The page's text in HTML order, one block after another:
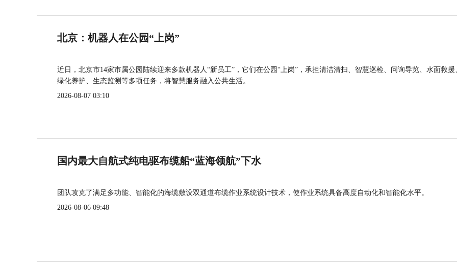
北京：机器人在公园“上岗”
近日，北京市14家市属公园陆续迎来多款机器人“新员工”，它们在公园“上岗”，承担清洁清扫、智慧巡检、问询导览、水面救援
绿化养护、生态监测等多项任务，将智慧服务融入公共生活。
2026-08-07 03:10
国内最大自航式纯电驱布缆船“蓝海领航”下水
团队攻克了满足多功能、智能化的海缆敷设双通道布缆作业系统设计技术，使作业系统具备高度自动化和智能化水平。
2026-08-06 09:48